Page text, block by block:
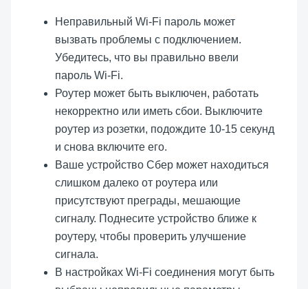
Неправильный Wi-Fi пароль может
вызвать проблемы с подключением.
Убедитесь, что вы правильно ввели
пароль Wi-Fi.
Роутер может быть выключен, работать
некорректно или иметь сбои. Выключите
роутер из розетки, подождите 10-15 секунд
и снова включите его.
Ваше устройство Сбер может находиться
слишком далеко от роутера или
присутствуют преграды, мешающие
сигналу. Поднесите устройство ближе к
роутеру, чтобы проверить улучшение
сигнала.
В настройках Wi-Fi соединения могут быть